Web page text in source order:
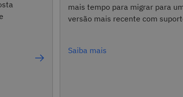
mais tempo para migrar para
versão mais recente com
Saiba mais